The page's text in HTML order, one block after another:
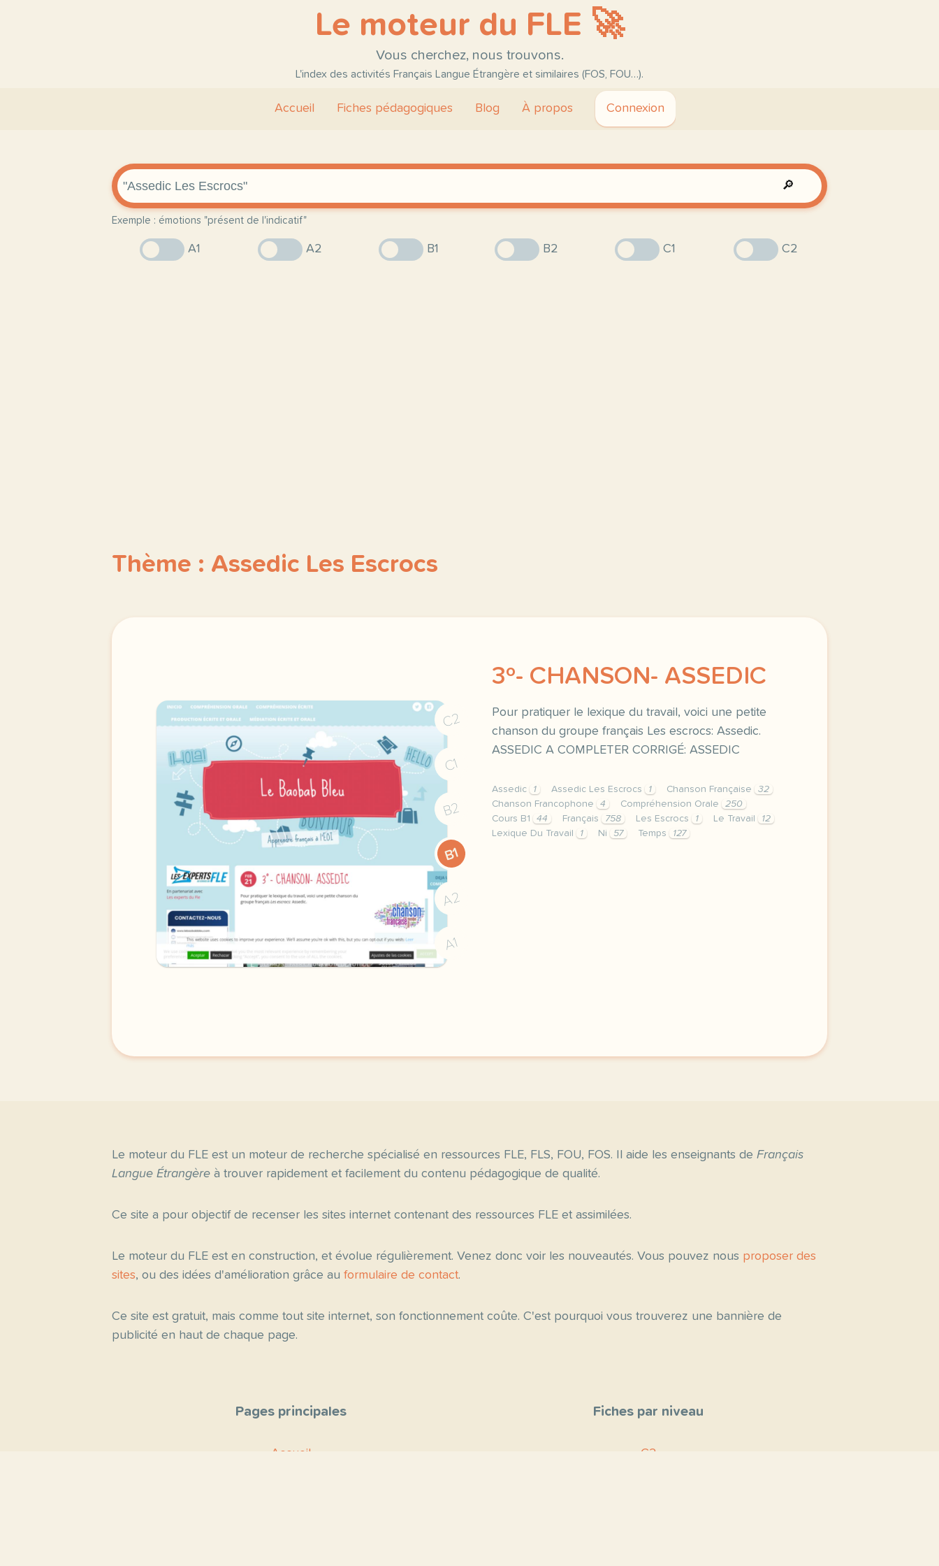
Le moteur du FLE 🚀
Vous cherchez, nous trouvons.
L'index des activités Français Langue Étrangère et similaires (FOS, FOU…).
Accueil Fiches pédagogiques Blog À propos Connexion
🔎
Exemple : émotions "présent de l'indicatif"
A1 A2 B1 B2 C1 C2
Thème : Assedic Les Escrocs
C2
C1
B2
B1
A2
A1
3º- CHANSON- ASSEDIC
Pour pratiquer le lexique du travail, voici une petite
chanson du groupe français Les escrocs: Assedic.
ASSEDIC A COMPLETER CORRIGÉ: ASSEDIC
Assedic 1 Assedic Les Escrocs 1 Chanson Française
32
Chanson Francophone
4 Compréhension Orale
250
Cours B1
44 Français 758 Les Escrocs 1 Le Travail
12
Lexique Du Travail
1 Ni 57 Temps 127
Le moteur du FLE est un moteur de recherche spécialisé en ressources FLE, FLS, FOU, FOS. Il aide les enseignants de Français
Langue Étrangère à trouver rapidement et facilement du contenu pédagogique de qualité.
Ce site a pour objectif de recenser les sites internet contenant des ressources FLE et assimilées.
Le moteur du FLE est en construction, et évolue régulièrement. Venez donc voir les nouveautés. Vous pouvez nous proposer des
sites, ou des idées d'amélioration grâce au formulaire de contact.
Ce site est gratuit, mais comme tout site internet, son fonctionnement coûte. C'est pourquoi vous trouverez une bannière de
publicité en haut de chaque page.
Pages principales
Accueil
Fiches par niveau
C2